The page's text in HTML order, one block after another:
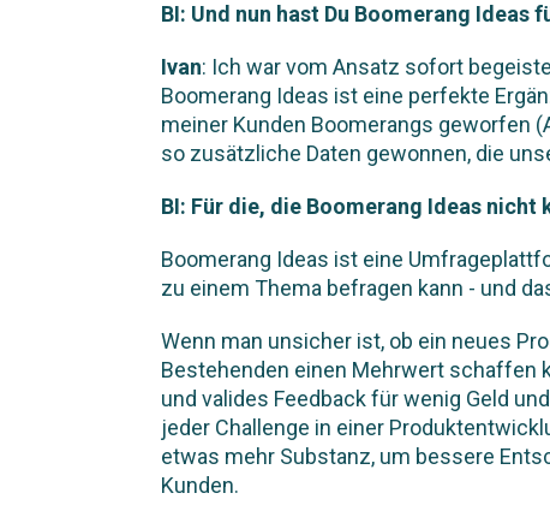
BI: Und nun hast Du Boomerang Ideas
Ivan: Ich war vom Ansatz sofort
Boomerang Ideas ist eine perfekte
meiner Kunden Boomerangs geworfen
so zusätzliche Daten gewonnen, die
BI: Für die, die Boomerang Ideas nicht
Boomerang Ideas ist eine
zu einem Thema befragen kann - und
Wenn man unsicher ist, ob ein neues
Bestehenden einen Mehrwert schaffen
und valides Feedback für wenig Geld
jeder Challenge in einer
etwas mehr Substanz, um bessere
Kunden.